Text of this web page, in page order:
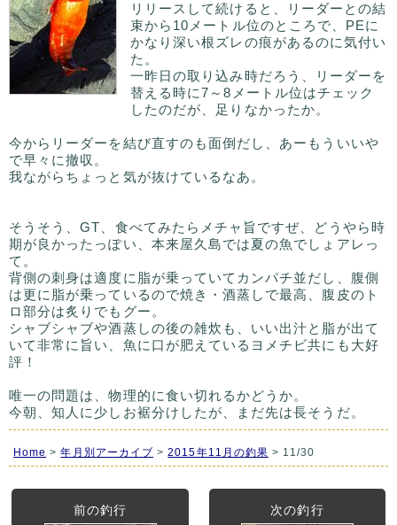
リリースして続けると、リーダーとの結
束から10メートル位のところで、PEに
かなり深い根ズレの痕があるのに気付い
た。
一昨日の取り込み時だろう、リーダーを
替える時に7～8メートル位はチェック
したのだが、足りなかったか。
今からリーダーを結び直すのも面倒だし、あーもういいや
で早々に撤収。
我ながらちょっと気が抜けているなあ。
そうそう、GT、食べてみたらメチャ旨ですぜ、どうやら時
期が良かったっぽい、本来屋久島では夏の魚でしょアレっ
て。
背側の刺身は適度に脂が乗っていてカンパチ並だし、腹側
は更に脂が乗っているので焼き・酒蒸しで最高、腹皮のト
ロ部分は炙りでもグー。
シャブシャブや酒蒸しの後の雑炊も、いい出汁と脂が出て
いて非常に旨い、魚に口が肥えているヨメチビ共にも大好
評！
唯一の問題は、物理的に食い切れるかどうか。
今朝、知人に少しお裾分けしたが、まだ先は長そうだ。
Home >年月別アーカイブ >2015年11月の釣果 > 11/30
前の釣行 次の釣行